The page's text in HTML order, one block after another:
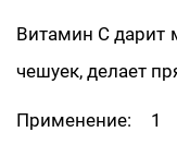
Витамин С дарит
чешуек, делает
Применение: